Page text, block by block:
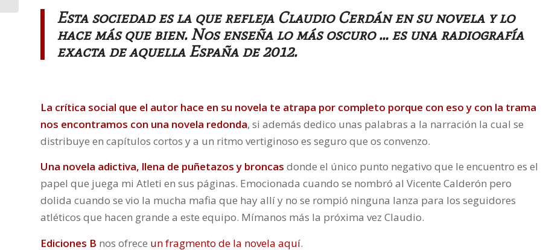
Esta sociedad es la que refleja Claudio Cerdánen su novela y lo
hace más que bien. Nos enseña lo más oscuro … es una radiografía
exacta de aquella España de 2012.
La crítica social que el autor hace en su novela te atrapa por completo porque con eso y con la trama
nos encontramos con una novela redonda, si además dedico unas palabras a la narración la cual se
distribuye en capítulos cortos y a un ritmo vertiginoso es seguro que os convenzo.
Una novela adictiva, llena de puñetazos y broncas donde el único punto negativo que le encuentro es el
papel que juega mi Atleti en sus páginas. Emocionada cuando se nombró al Vicente Calderón pero
dolida cuando se vio la mucha mafia que hay allí y no se rompió ninguna lanza para los seguidores
atléticos que hacen grande a este equipo. Mímanos más la próxima vez Claudio.
Ediciones B nos ofrece un fragmento de la novela aquí.